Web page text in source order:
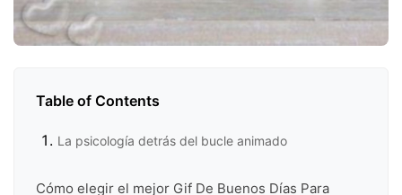
Table of Contents
La psicología detrás del bucle animado
Cómo elegir el mejor Gif De Buenos Días Para